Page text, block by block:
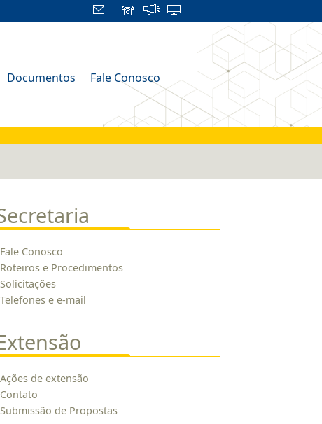
Documentos Fale Conosco
Fale Conosco
Roteiros e Procedimentos
Solicitações
Telefones e e-mail
Ações de extensão
Contato
Submissão de Propostas